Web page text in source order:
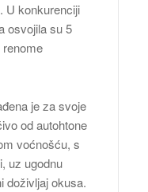
U konkurenciji
osvojila su 5
renome
je za svoje
od autohtone
voćnošću, s
uz ugodnu
doživljaj okusa.